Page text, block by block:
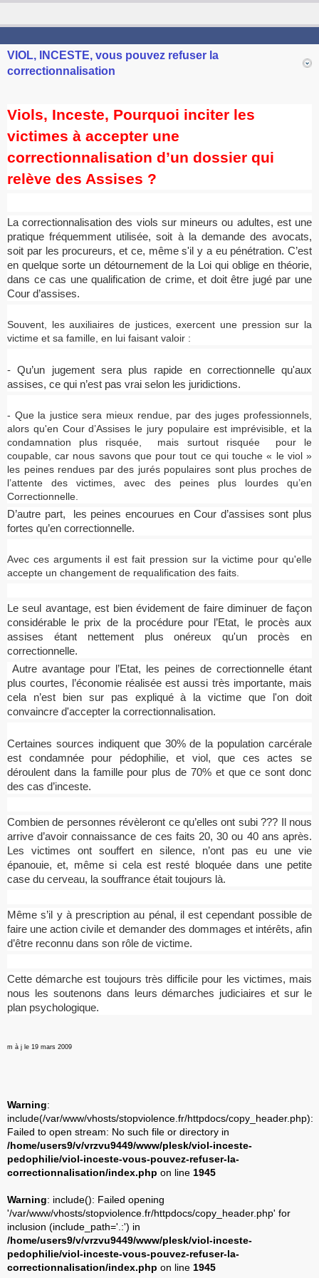
VIOL, INCESTE, vous pouvez refuser la
correctionnalisation
Viols, Inceste, Pourquoi inciter les
victimes à accepter une
correctionnalisation d’un dossier qui
relève des Assises ?
La correctionnalisation des viols sur mineurs ou adultes, est une
pratique fréquemment utilisée, soit à la demande des avocats,
soit par les procureurs, et ce, même s'il y a eu pénétration. C’est
en quelque sorte un détournement de la Loi qui oblige en théorie,
dans ce cas une qualification de crime, et doit être jugé par une
Cour d’assises.
Souvent, les auxiliaires de justices, exercent une pression sur la
victime et sa famille, en lui faisant valoir :
- Qu’un jugement sera plus rapide en correctionnelle qu'aux
assises, ce qui n’est pas vrai selon les juridictions.
- Que la justice sera mieux rendue, par des juges professionnels,
alors qu'en Cour d’Assises le jury populaire est imprévisible, et la
condamnation plus risquée, mais surtout risquée pour le
coupable, car nous savons que pour tout ce qui touche « le viol »
les peines rendues par des jurés populaires sont plus proches de
l’attente des victimes, avec des peines plus lourdes qu’en
Correctionnelle.
D’autre part, les peines encourues en Cour d’assises sont plus
fortes qu’en correctionnelle.
Avec ces arguments il est fait pression sur la victime pour qu'elle
accepte un changement de requalification des faits.
Le seul avantage, est bien évidement de faire diminuer de façon
considérable le prix de la procédure pour l’Etat, le procès aux
assises étant nettement plus onéreux qu'un procès en
correctionnelle.
Autre avantage pour l’Etat, les peines de correctionnelle étant
plus courtes, l’économie réalisée est aussi très importante, mais
cela n’est bien sur pas expliqué à la victime que l'on doit
convaincre d'accepter la correctionnalisation.
Certaines sources indiquent que 30% de la population carcérale
est condamnée pour pédophilie, et viol, que ces actes se
déroulent dans la famille pour plus de 70% et que ce sont donc
des cas d’inceste.
Combien de personnes révèleront ce qu’elles ont subi ??? Il nous
arrive d’avoir connaissance de ces faits 20, 30 ou 40 ans après.
Les victimes ont souffert en silence, n’ont pas eu une vie
épanouie, et, même si cela est resté bloquée dans une petite
case du cerveau, la souffrance était toujours là.
Même s’il y à prescription au pénal, il est cependant possible de
faire une action civile et demander des dommages et intérêts, afin
d’être reconnu dans son rôle de victime.
Cette démarche est toujours très difficile pour les victimes, mais
nous les soutenons dans leurs démarches judiciaires et sur le
plan psychologique.
m à j le 19 mars 2009
Warning:
include(/var/www/vhosts/stopviolence.fr/httpdocs/copy_header.php):
Failed to open stream: No such file or directory in
/home/users9/v/vrzvu9449/www/plesk/viol-inceste-
pedophilie/viol-inceste-vous-pouvez-refuser-la-
correctionnalisation/index.php on line 1945
Warning: include(): Failed opening
'/var/www/vhosts/stopviolence.fr/httpdocs/copy_header.php' for
inclusion (include_path='.:') in
/home/users9/v/vrzvu9449/www/plesk/viol-inceste-
pedophilie/viol-inceste-vous-pouvez-refuser-la-
correctionnalisation/index.php on line 1945